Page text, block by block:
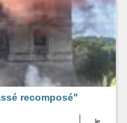
le
recomposé"